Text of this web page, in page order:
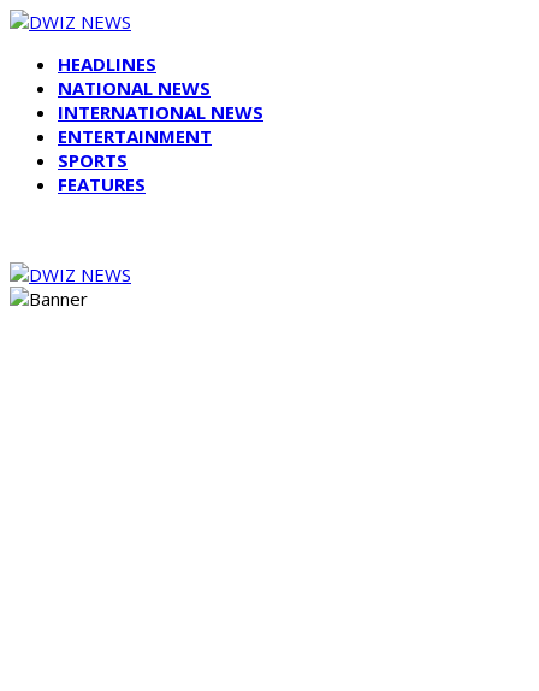
HEADLINES
NATIONAL NEWS
INTERNATIONAL NEWS
ENTERTAINMENT
SPORTS
FEATURES